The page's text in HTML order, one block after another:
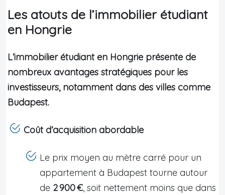
Les atouts de l’immobilier étudiant
en Hongrie
L’immobilier étudiant en Hongrie présente de
nombreux avantages stratégiques pour les
investisseurs, notamment dans des villes comme
Budapest.
Coût d’acquisition abordable
Le prix moyen au mètre carré pour un
appartement à Budapest tourne autour
de 2 900 €, soit nettement moins que dans